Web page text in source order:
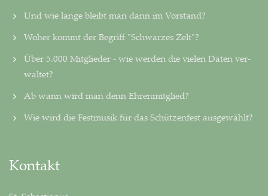
Und wie lange bleibt man dann im Vorstand?
Woher kommt der Begriff "Schwarzes Zelt"?
Über 5.000 Mitglieder - wie werden die vielen Daten ver­
wal­tet?
Ab wann wird man denn Ehrenmitglied?
Wie wird die Festmusik für das Schützenfest ausgewählt?
Kontakt